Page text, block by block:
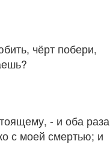
чёрт побери,
- и оба раза
с моей смертью; и